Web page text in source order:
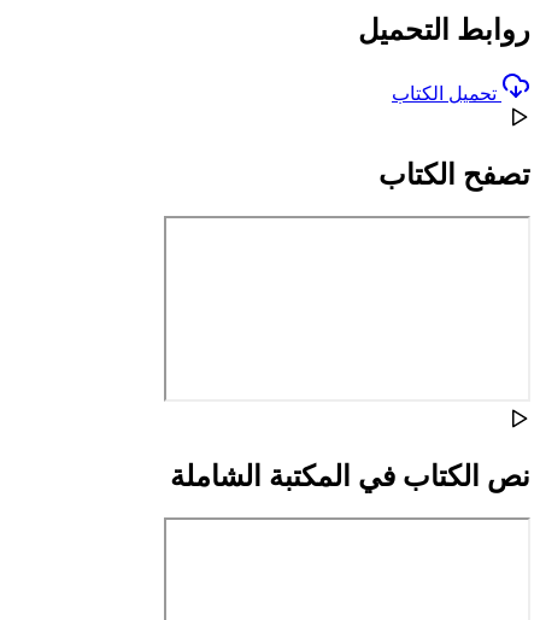
روابط التحميل
تحميل الكتاب
تصفح الكتاب
نص الكتاب في المكتبة الشاملة